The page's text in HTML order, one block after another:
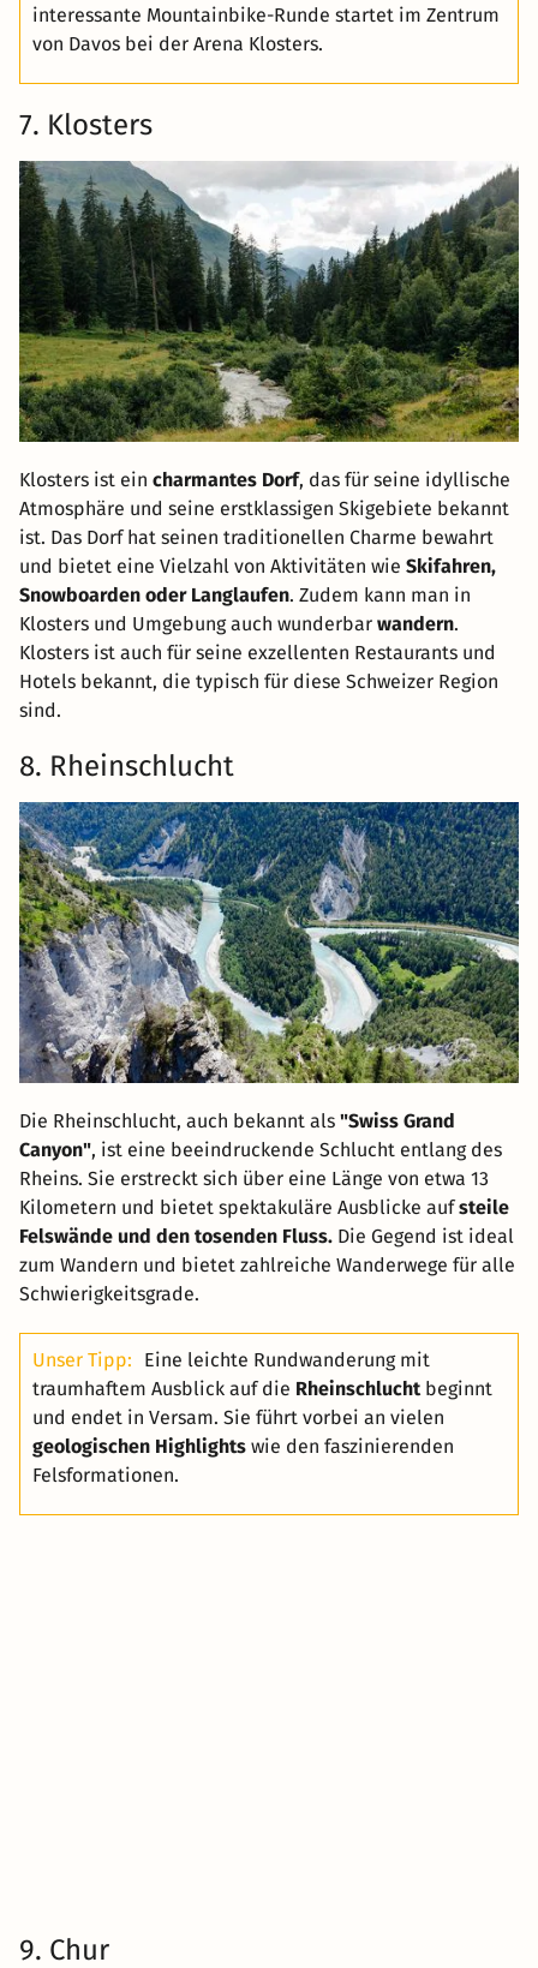
interessante Mountainbike-Runde startet im Zentrum
von Davos bei der Arena Klosters.
7. Klosters
Klosters ist ein charmantes Dorf, das für seine idyllische
Atmosphäre und seine erstklassigen Skigebiete bekannt
ist. Das Dorf hat seinen traditionellen Charme bewahrt
und bietet eine Vielzahl von Aktivitäten wie Skifahren,
Snowboarden oder Langlaufen. Zudem kann man in
Klosters und Umgebung auch wunderbar wandern.
Klosters ist auch für seine exzellenten Restaurants und
Hotels bekannt, die typisch für diese Schweizer Region
sind.
8. Rheinschlucht
Die Rheinschlucht, auch bekannt als "Swiss Grand
Canyon", ist eine beeindruckende Schlucht entlang des
Rheins. Sie erstreckt sich über eine Länge von etwa 13
Kilometern und bietet spektakuläre Ausblicke aufsteile
Felswände und den tosenden Fluss. Die Gegend ist ideal
zum Wandern und bietet zahlreiche Wanderwege für alle
Schwierigkeitsgrade.
Unser Tipp:
Eine leichte Rundwanderung mit
traumhaftem Ausblick auf die Rheinschluchtbeginnt
und endet in Versam. Sie führt vorbei an vielen
geologischen Highlights wie den faszinierenden
Felsformationen.
9. Chur